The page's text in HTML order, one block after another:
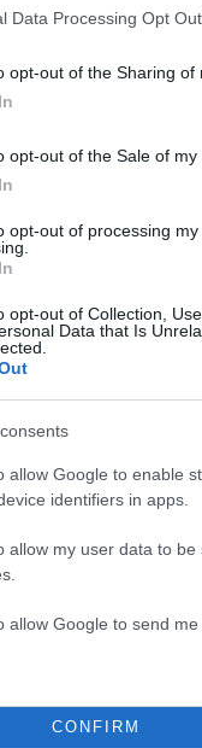
Data Processing Opt
opt-out of the Sharing of
opt-out of the Sale of my
opt-out of processing
opt-out of Collection,
Data that Is
allow Google to enable
identifiers in apps.
allow my user data to
allow Google to send
CONFIRM
μεταξύ των
παιδιού
– από
φοίτησης.
να
Αριθμός Μητρώου